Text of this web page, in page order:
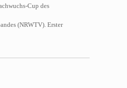
Cup des
(NRWTV). Erster